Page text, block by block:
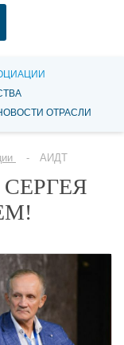
ОТРАСЛИ
АИДТ